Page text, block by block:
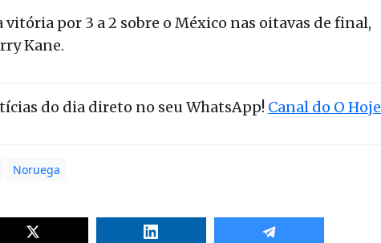
por 3 a 2 sobre o México nas oitavas de final,
Kane.
do dia direto no seu WhatsApp! Canal do O Hoje
Noruega